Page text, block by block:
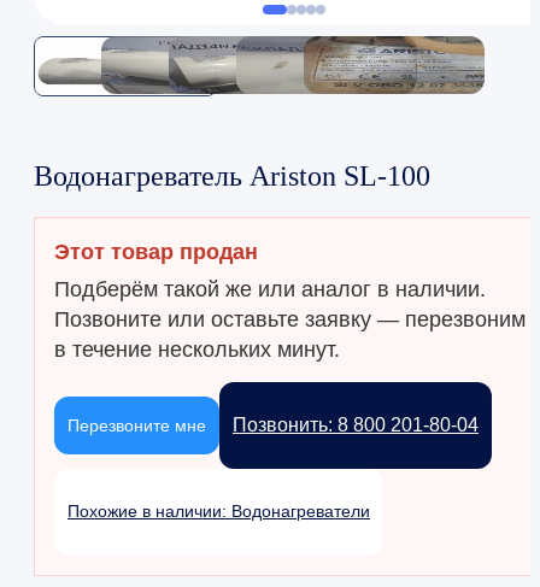
Водонагреватель Ariston SL-100
Этот товар продан
Подберём такой же или аналог в наличии.
Позвоните или оставьте заявку — перезвоним
в течение нескольких минут.
Позвонить: 8 800 201-80-04
Перезвоните мне
Похожие в наличии: Водонагреватели